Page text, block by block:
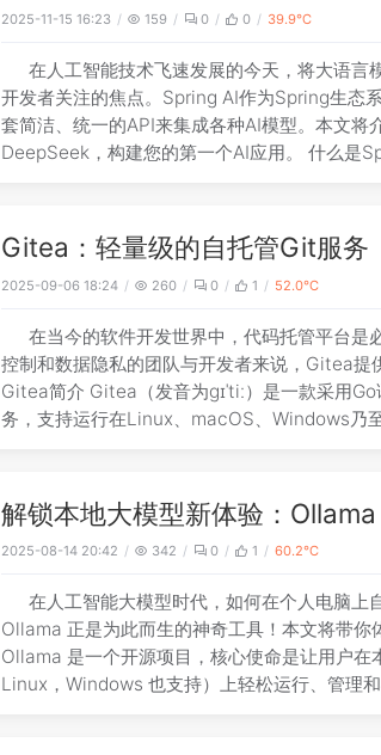
2025-11-15 16:23 159 0 0 39.9℃
在人工智能技术飞速发展的今天，将大语言
开发者关注的焦点。Spring AI作为Spring生态
套简洁、统一的API来集成各种AI模型。本文将
DeepSeek，构建您的第一个AI应用。 什么是
Gitea：轻量级的自托管Git服务
2025-09-06 18:24 260 0 1 52.0℃
在当今的软件开发世界中，代码托管平台是
控制和数据隐私的团队与开发者来说，Gitea提
Gitea简介 Gitea（发音为ɡɪˈtiː）是一款采用
务，支持运行在Linux、macOS、Windows乃
解锁本地大模型新体验：
2025-08-14 20:42 342 0 1 60.2℃
在人工智能大模型时代，如何在个人电脑上
Ollama 正是为此而生的神奇工具！本文将带
Ollama 是一个开源项目，核心使命是让用户
Linux，Windows 也支持）上轻松运行、管理